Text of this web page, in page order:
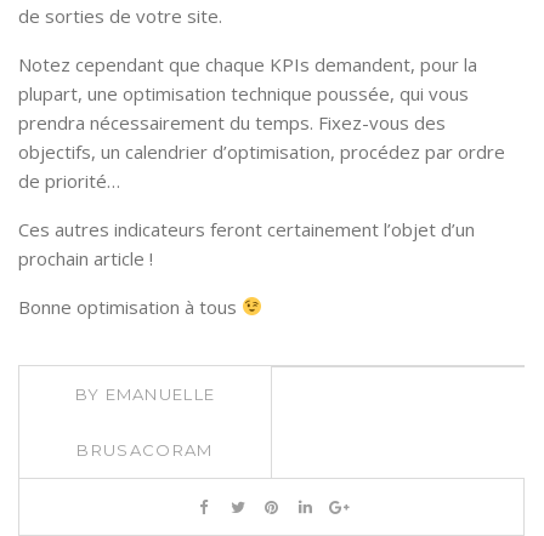
de sorties de votre site.
Notez cependant que chaque KPIs demandent, pour la
plupart, une optimisation technique poussée, qui vous
prendra nécessairement du temps. Fixez-vous des
objectifs, un calendrier d’optimisation, procédez par ordre
de priorité…
Ces autres indicateurs feront certainement l’objet d’un
prochain article !
Bonne optimisation à tous
BY EMANUELLE
BRUSACORAM